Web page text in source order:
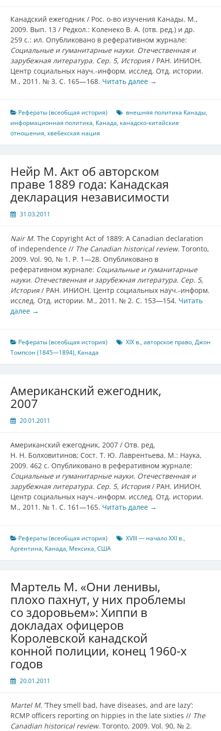
Канадский ежегодник / Рос. о‑во изучения Канады. М.,
2009. Вып. 13 / Редкол.: Коленеко В. А. (отв. ред.) и др.
259 с.: ил. Опубликовано в реферативном журнале:
Социальные и гуманитарные науки. Отечественная и
зарубежная литература. Сер. 5, История/ РАН. ИНИОН.
Центр социальных науч.-информ. исслед. Отд. истории.
М., 2011. № 3. С. 165—168. Читать далее →
Рефераты (всеобщая история) внешняя политика Канады,
информационная политика, Канада, канадско-китайские
отношения, квебекская нация
Нейр М. Акт об авторском
праве 1889 года: Канадская
декларация независимости
31.03.2011
Nair M. The Copyright Act of 1889: A Canadian declaration
of independence // The Canadian historical review. Toronto,
2009. Vol. 90, № 1. P. 1—28. Опубликовано в
реферативном журнале: Социальные и гуманитарные
науки. Отечественная и зарубежная литература. Сер. 5,
История/ РАН. ИНИОН. Центр социальных науч.-информ.
исслед. Отд. истории. М., 2011. № 2. С. 153—154. Читать
далее →
Рефераты (всеобщая история) XIX в.,авторское право,Джон
Томпсон (1845—1894), Канада
Американский ежегодник,
2007
20.01.2011
Американский ежегодник, 2007 / Отв. ред.
Н. Н. Болховитинов; Сост. Т. Ю. Лаврентьева. М.: Наука,
2009. 462 с. Опубликовано в реферативном журнале:
Социальные и гуманитарные науки. Отечественная и
зарубежная литература. Сер. 5, История/ РАН. ИНИОН.
Центр социальных науч.-информ. исслед. Отд. истории.
М., 2011. № 1. С. 161—165. Читать далее →
Рефераты (всеобщая история) XVIII — начало XXI в.,
Аргентина, Канада, Мексика,США
Мартель М. «Они ленивы,
плохо пахнут, у них проблемы
со здоровьем»: Хиппи в
докладах офицеров
Королевской канадской
конной полиции, конец 1960-х
годов
20.01.2011
Martel M. ‘They smell bad, have diseases, and are lazy’:
RCMP officers reporting on hippies in the late sixties // The
Canadian historical review. Toronto, 2009. Vol. 90, № 2.